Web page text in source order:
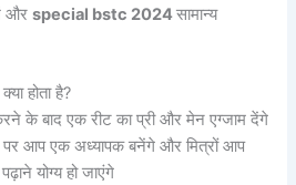
औरspecial bstc 2024सामान्य
होता है?
के बाद एक रीट का प्री और मेन एग्जाम देंगे
आप एक अध्यापक बनेंगे और मित्रों आप
योग्य हो जाएंगे